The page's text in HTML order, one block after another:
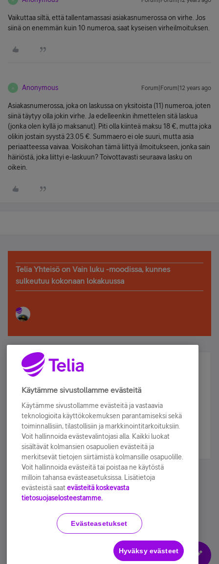
Vaikuttaa siltä, että tallentamassasi asiakasnumerossa on virhe. Jos
siinä on enemmän kuin 10 numeroa, saat kyseisen virheilmoituksen.
A Anonymous Forum|Forum|12 years ago
Asiakasnumerossa, joka on laskussa on yksitoista (11) numeroa, joten
siinä täytyy olla jokin virhe. Ja edelleenkin ihmettelen sitä laskua
(jonka olen kyllä jo maksanut). Piti olla kiinteä maksu 18 €, mutta joka
olikin jostain syystä 23.05 €. Summaero ei ole suuri, mutta asia
periaatteessa vaivaa. Voisikohan tämä liittyä ilmoitukseen, jonka sain
häiriöstä, joka liittyi e-laskuun? Toivottavasti seuraava lasku on
oikein.
Telia Yhteisö on Vain luku -moodissa, kunnes
sulkeutuu kokonaan lokakuussa
Älä jää paitsi – osallistu ja voita!
Tilaa Telian uutiskirje ja olet mukana arvonnassa.
sähköpostiisi.
Tilaa nyt
Käyttöehdot Accessibility statement
Evästeasetukset
Käytämme sivustollamme evästeitä
Käytämme sivustollamme evästeitä ja vastaavia
teknologioita käyttökokemuksen parantamiseksi sekä
toiminnallisiin, tilastollisiin ja markkinointitarkoituksiin.
Voit hallinnoida evästevalintojasi alla. Kaikki luokat
sisältävät kolmansien osapuolien evästeitä ja
merkitsevät tietojen siirtämistä kolmansille osapuolille.
Voit hallinnoida evästeitä tai poistaa ne käytöstä
milloin tahansa evästeasetuksissa. Lisätietoja
evästeistä saat evästeitä koskevasta
tietosuojaselosteestamme.
Evästeasetukset
Hyväksy evästeet